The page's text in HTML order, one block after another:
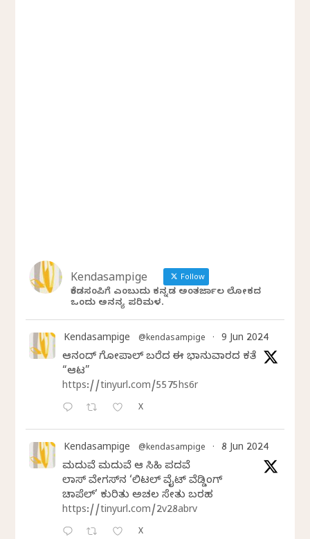
Kendasampige Follow
ಕೆಂಡಸಂಪಿಗೆ ಎಂಬುದು ಕನ್ನಡ ಅಂತರ್ಜಾಲ ಲೋಕದ
ಒಂದು ಅನನ್ಯ ಪರಿಮಳ.
Kendasampige @kendasampige · 9 Jun 2024
ಆನಂದ್‌ ಗೋಪಾಲ್‌ ಬರೆದ ಈ ಭಾನುವಾರದ ಕತೆ
“ಆಟ”
https://tinyurl.com/5575hs6r
X
Kendasampige @kendasampige · 8 Jun 2024
ಮದುವೆ ಮದುವೆ ಆ ಸಿಹಿ ಪದವೆ
ಲಾಸ್‌ ವೇಗಸ್‌ನ ‘ಲಿಟಲ್ ವೈಟ್ ವೆಡ್ಡಿಂಗ್
ಚಾಪೆಲ್’ ಕುರಿತು ಅಚಲ ಸೇತು ಬರಹ
https://tinyurl.com/2v28abrv
X